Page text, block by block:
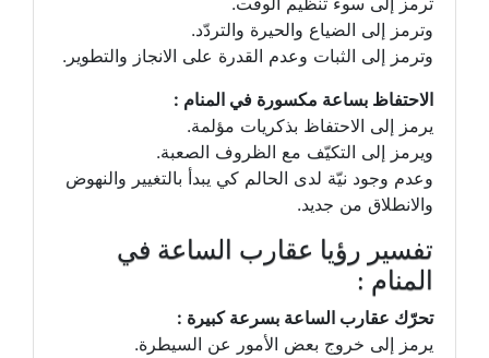
وترمز إلى الضياع والحيرة والتردّد.
وترمز إلى الثبات وعدم القدرة على الانجاز والتطوير.
الاحتفاظ بساعة مكسورة في المنام :
يرمز إلى الاحتفاظ بذكريات مؤلمة.
ويرمز إلى التكيّف مع الظروف الصعبة.
وعدم وجود نيّة لدى الحالم كي يبدأ بالتغيير والنهوض
والانطلاق من جديد.
تفسير رؤيا عقارب الساعة في
المنام :
تحرّك عقارب الساعة بسرعة كبيرة :
يرمز إلى خروج بعض الأمور عن السيطرة.